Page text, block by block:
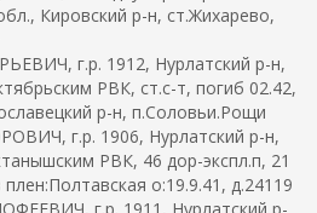
Кировский р-н, ст.Жихарево,
г.р. 1912, Нурлатский р-н,
РВК, ст.с-т, погиб 02.42,
р-н, п.Соловьи.Рощи
г.р. 1906, Нурлатский р-н,
РВК, 46 дор-экспл.п, 21
о:19.9.41, д.24119